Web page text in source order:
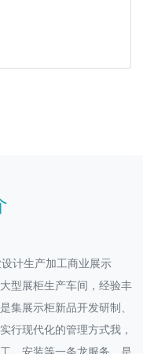
计生产加工商业展示
型展柜生产车间，经验丰
集展示柜新品开发研制、
行现代化的管理方式我，
、安装等一条龙服务，是